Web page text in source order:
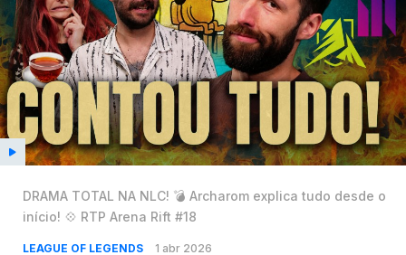
DRAMA TOTAL NA NLC! 💣 Archarom explica tudo desde o
início! 💠 RTP Arena Rift #18
LEAGUE OF LEGENDS 1 abr 2026